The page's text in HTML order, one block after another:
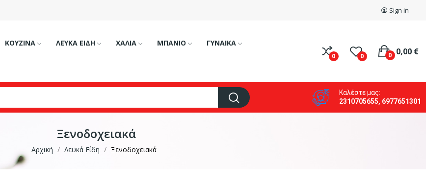
Sign in
ΚΟΥΖΙΝΑ ΛΕΥΚΑ ΕΙΔΗ ΧΑΛΙΑ ΜΠΑΝΙΟ
ΓΥΝΑΙΚΑ
0 0 0,00 €
0
Καλέστε μας:
2310705655, 6977651301
Ξενοδοχειακά
Αρχική Λευκά Είδη Ξενοδοχειακά